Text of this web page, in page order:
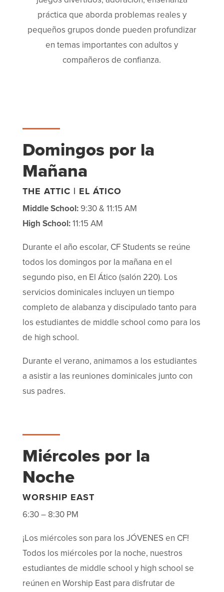
práctica que aborda problemas reales y
pequeños grupos donde pueden profundizar
en temas importantes con adultos y
compañeros de confianza.
Domingos por la
Mañana
THE ATTIC | EL ÁTICO
Middle School: 9:30 & 11:15 AM
High School:11:15 AM
Durante el año escolar, CF Students se reúne
todos los domingos por la mañana en el
segundo piso, en El Ático (salón 220). Los
servicios dominicales incluyen un tiempo
completo de alabanza y discipulado tanto para
los estudiantes de middle school como para los
de high school.
Durante el verano, animamos a los estudiantes
a asistir a las reuniones dominicales junto con
sus padres.
Miércoles por la
Noche
WORSHIP EAST
6:30 – 8:30 PM
¡Los miércoles son para los JÓVENES en CF!
Todos los miércoles por la noche, nuestros
estudiantes de middle school y high school se
reúnen en Worship East para disfrutar de